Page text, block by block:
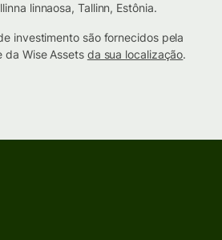
linnaosa, Tallinn, Estônia.
investimento são fornecidos pela
da Wise Assets da sua localização.